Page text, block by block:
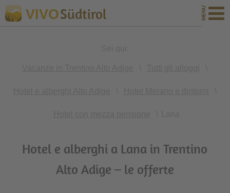
VIVOSüdtirol
Hotel e alberghi a Lana in Trentino
Alto Adige – le offerte